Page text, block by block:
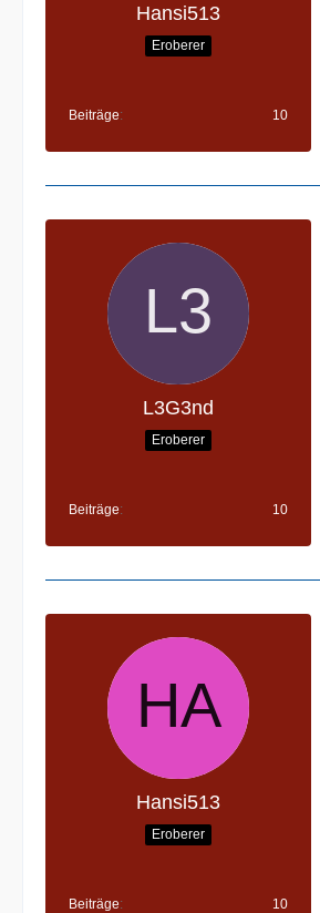
Hansi513
Eroberer
Beiträge 10
L3G3nd
Eroberer
Beiträge 10
Hansi513
Eroberer
Beiträge 10